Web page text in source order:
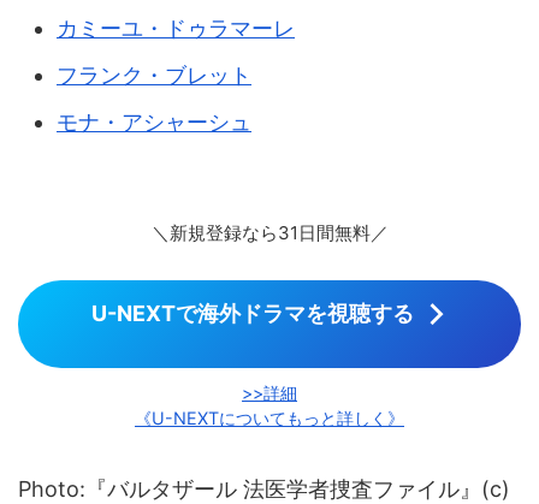
カミーユ・ドゥラマーレ
フランク・ブレット
モナ・アシャーシュ
＼新規登録なら31日間無料／
U-NEXTで海外ドラマを視聴する
>>詳細
《U-NEXTについてもっと詳しく》
Photo:『バルタザール 法医学者捜査ファイル』(c)